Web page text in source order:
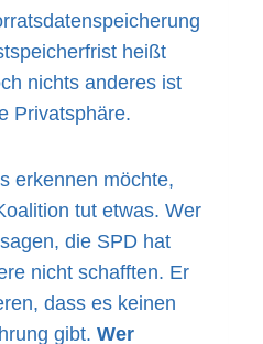
heißt
nichts anderes ist
Privatsphäre.
erkennen möchte,
tut etwas. Wer
die SPD hat
nicht schafften. Er
dass es keinen
gibt. Wer